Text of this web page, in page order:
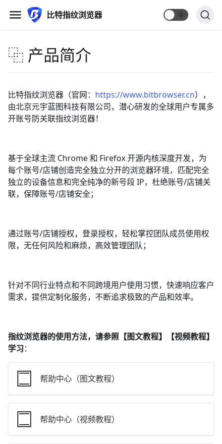
比特指纹浏览器 🌞
⿻ 产品简介
比特指纹浏览器（官网： https://www.bitbrowser.cn），
由北京元宇蓝图科技有限公司，潜心研发的全球用户专属多
开账号防关联指纹浏览器！
基于全球主流 Chrome 和 Firefox 开源内核深度开发，为
每个账号/店铺创造完全独立分开的浏览器环境，匹配完全
独立的设备信息和完全纯净的新号段 IP，杜绝账号/店铺关
联，保障账号/店铺安全；
通过账号/店铺授权，登录授权，轻松掌控团队成员使用权
限，无任何风险和麻烦，高效管理团队；
针对不同行业特点和不同跨境用户使用习惯，快速响应客户
需求，提供定制化服务，不断追求极致的产品和效率。
指纹浏览器的使用方法，请参照【图文教程】【视频教程】
学习：
帮助中心（图文教程）
帮助中心（视频教程）